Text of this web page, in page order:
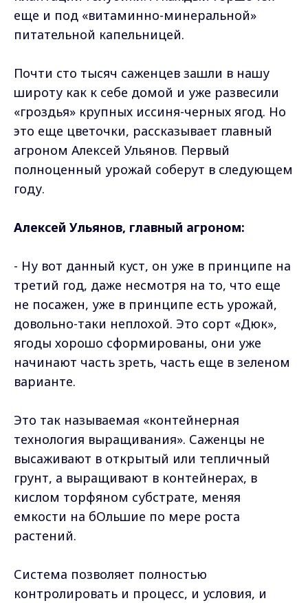
еще и под «витаминно-минеральной»
питательной капельницей.
Почти сто тысяч саженцев зашли в нашу
широту как к себе домой и уже развесили
«гроздья» крупных иссиня-черных ягод. Но
это еще цветочки, рассказывает главный
агроном Алексей Ульянов. Первый
полноценный урожай соберут в следующем
году.
Алексей Ульянов, главный агроном:
- Ну вот данный куст, он уже в принципе на
третий год, даже несмотря на то, что еще
не посажен, уже в принципе есть урожай,
довольно-таки неплохой. Это сорт «Дюк»,
ягоды хорошо сформированы, они уже
начинают часть зреть, часть еще в зеленом
варианте.
Это так называемая «контейнерная
технология выращивания». Саженцы не
высаживают в открытый или тепличный
грунт, а выращивают в контейнерах, в
кислом торфяном субстрате, меняя
емкости на бОльшие по мере роста
растений.
Система позволяет полностью
контролировать и процесс, и условия, и